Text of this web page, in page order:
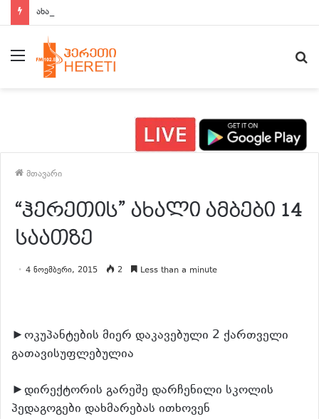
ახალი ამბები 15:00 საათზე
მენიუ
მთავარი
“ჰერეთის” ახალი ამბები 14
საათზე
4 ნოემბერი, 2015 2 Less than a minute
►ოკუპანტების მიერ დაკავებული 2 ქართველი
გათავისუფლებულია
►დირექტორის გარეშე დარჩენილი სკოლის
პედაგოგები დახმარებას ითხოვენ